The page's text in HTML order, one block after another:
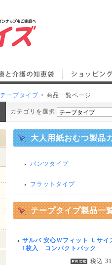
テープタイプ> 商品一覧ページ
カテゴリを選択
大人用紙おむつ製品
パンツタイプ
フラットタイプ
テープタイプ製品一
サルバ 安心Ｗフィット Ｌサイ
1枚入 コンパクトパック
税込